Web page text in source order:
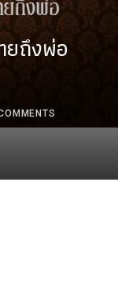
ยถึงพ่อ